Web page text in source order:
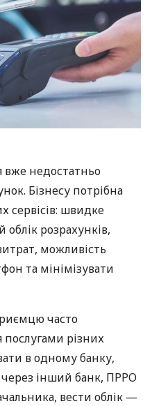
вже недостатньо
Бізнесу потрібна
сервісів: швидке
розрахунків,
можливість
та мінімізувати
часто
послугами різних
в одному банку,
інший банк, ПРРО
вести облік —